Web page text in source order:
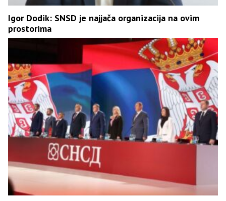
Igor Dodik: SNSD je najjača organizacija na ovim
prostorima